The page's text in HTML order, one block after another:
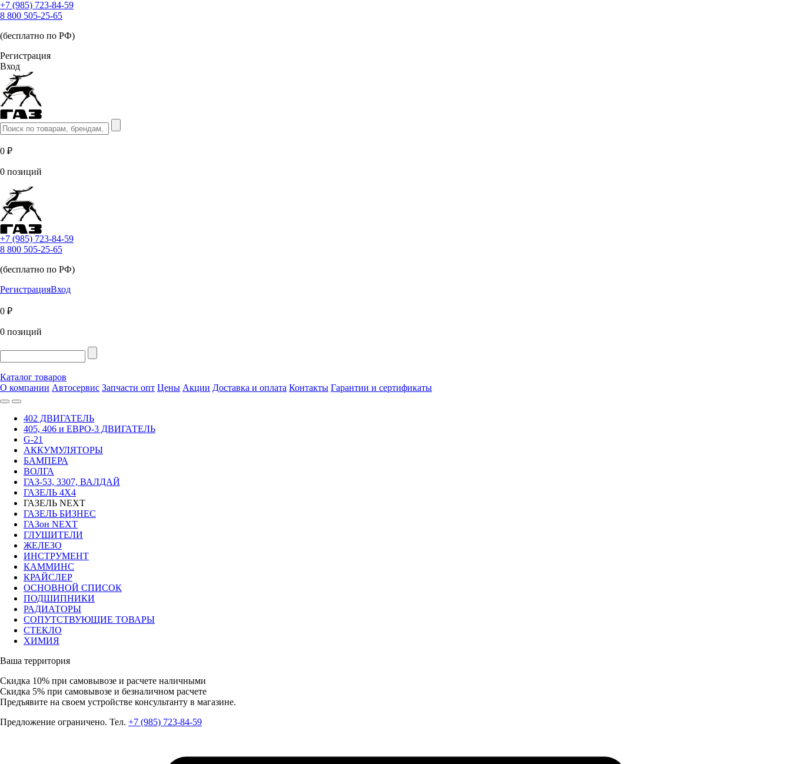
+7 (985) 723-84-59
8 800 505-25-65
(бесплатно по РФ)
Регистрация
Вход
0 ₽
0 позиций
+7 (985) 723-84-59
8 800 505-25-65
(бесплатно по РФ)
РегистрацияВход
0 ₽
0 позиций
Каталог товаров
О компании Автосервис Запчасти опт Цены Акции Доставка и оплата Контакты Гарантии и сертификаты
402 ДВИГАТЕЛЬ
405, 406 и ЕВРО-3 ДВИГАТЕЛЬ
G-21
АККУМУЛЯТОРЫ
БАМПЕРА
ВОЛГА
ГАЗ-53, 3307, ВАЛДАЙ
ГАЗЕЛЬ 4Х4
ГАЗЕЛЬ NEXT
ГАЗЕЛЬ БИЗНЕС
ГАЗон NEXT
ГЛУШИТЕЛИ
ЖЕЛЕЗО
ИНСТРУМЕНТ
КАММИНС
КРАЙСЛЕР
ОСНОВНОЙ СПИСОК
ПОДШИПНИКИ
РАДИАТОРЫ
СОПУТСТВУЮЩИЕ ТОВАРЫ
СТЕКЛО
ХИМИЯ
Ваша территория
Скидка 10% при самовывозе и расчете наличными
Скидка 5% при самовывозе и безналичном расчете
Предъявите на своем устройстве консультанту в магазине.
Предложение ограничено. Тел. +7 (985) 723-84-59